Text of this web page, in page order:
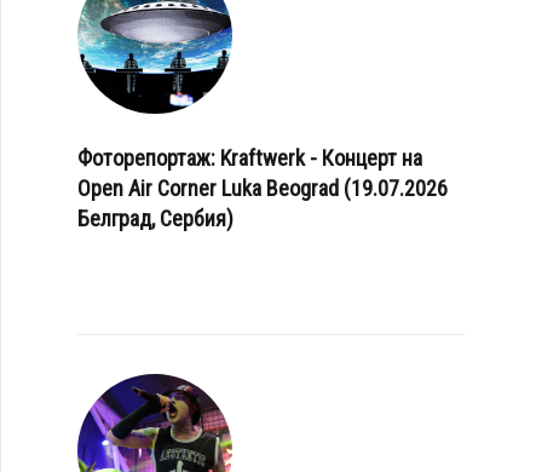
Фоторепортаж: Kraftwerk - Концерт на
Open Air Corner Luka Beograd (19.07.2026
Белград, Сербия)